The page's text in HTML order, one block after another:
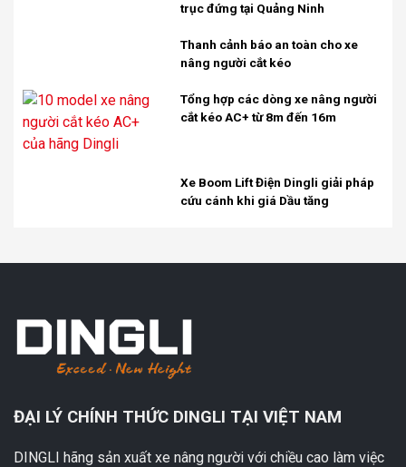
trục đứng tại Quảng Ninh
Thanh cảnh báo an toàn cho xe
nâng người cắt kéo
Tổng hợp các dòng xe nâng người
cắt kéo AC+ từ 8m đến 16m
Xe Boom Lift Điện Dingli giải pháp
cứu cánh khi giá Dầu tăng
ĐẠI LÝ CHÍNH THỨC DINGLI TẠI VIỆT NAM
DINGLI hãng sản xuất xe nâng người với chiều cao làm việc